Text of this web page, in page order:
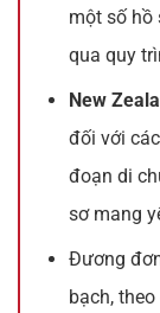
một số hồ
qua quy
New
đối với
đoạn di
sơ mang
Đương
bạch,